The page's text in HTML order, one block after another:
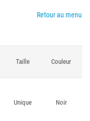
Retour au menu
Taille Couleur
Unique
Noir